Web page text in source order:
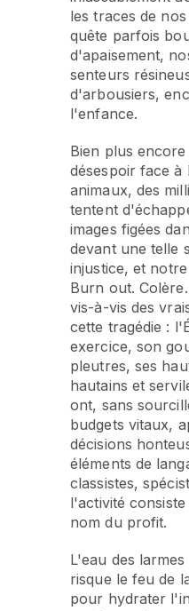
les traces de
quête parfois
d'apaisement,
senteurs
d'arbousiers,
l'enfance.
Bien plus
désespoir face à
animaux, des
tentent
images figées
devant une telle
injustice, et
Burn out.
vis-à-vis des
cette tragédie :
exercice, son
pleutres, ses
hautains et
ont, sans
budgets vitaux,
décisions
éléments de
classistes,
l'activité
nom du profit.
L'eau des
risque le feu de
pour hydrater